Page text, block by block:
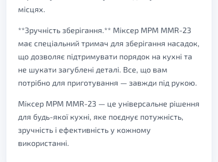
місцях.
**Зручність зберігання.** Міксер MPM MMR-23
має спеціальний тримач для зберігання насадок,
що дозволяє підтримувати порядок на кухні та
не шукати загублені деталі. Все, що вам
потрібно для приготування — завжди під рукою.
Міксер MPM MMR-23 — це універсальне рішення
для будь-якої кухні, яке поєднує потужність,
зручність і ефективність у кожному
використанні.